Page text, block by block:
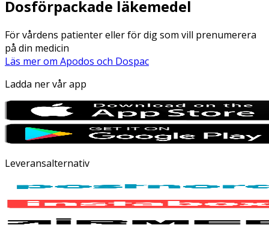
Dosförpackade läkemedel
För vårdens patienter eller för dig som vill prenumerera
på din medicin
Läs mer om Apodos och Dospac
Ladda ner vår app
Leveransalternativ